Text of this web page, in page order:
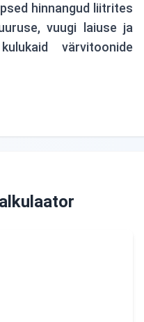
hinnangud liitrites
vuugi laiuse ja
värvitoonide